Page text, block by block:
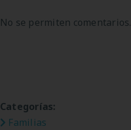
No se permiten comentarios.
Categorías:
Familias